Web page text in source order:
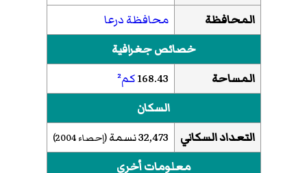
المحافظة
محافظة درعا
خصائص جغرافية
المساحة
168.43كم²
السكان
التعداد السكاني
32,473 نسمة (إحصاء 2004)
معلومات أخرى